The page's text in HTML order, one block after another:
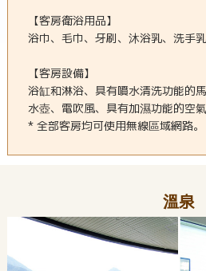
【客房衛浴用品】
浴巾、毛巾、牙刷、沐浴乳、洗手
【客房設備】
浴缸和淋浴、具有噴水清洗功能的
水壺、電吹風、具有加濕功能的空
* 全部客房均可使用無線區域網路。
溫泉